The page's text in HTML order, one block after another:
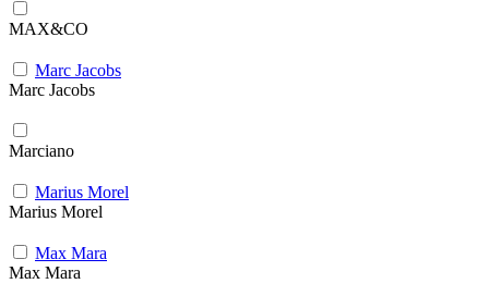
MAX&CO
Marc Jacobs
Marc Jacobs
Marciano
Marius Morel
Marius Morel
Max Mara
Max Mara